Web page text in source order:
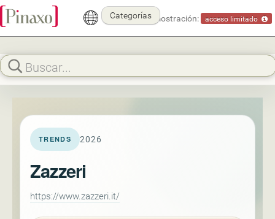
Modo demostración: acceso limitado
Categorías
TRENDS 2026
Zazzeri
https://www.zazzeri.it/